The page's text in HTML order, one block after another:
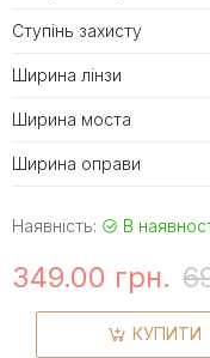
Ступінь захисту
Ширина лінзи
Ширина моста
Ширина оправи
Наявність: В
349.00 грн.
КУПИТИ